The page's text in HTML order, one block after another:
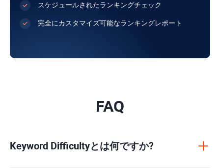
スケジュールされたランキングチェック
完全にカスタマイズ可能なランキングレポート
FAQ
Keyword Difficultyとは何ですか?